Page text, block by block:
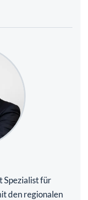
Spezialist für
den regionalen